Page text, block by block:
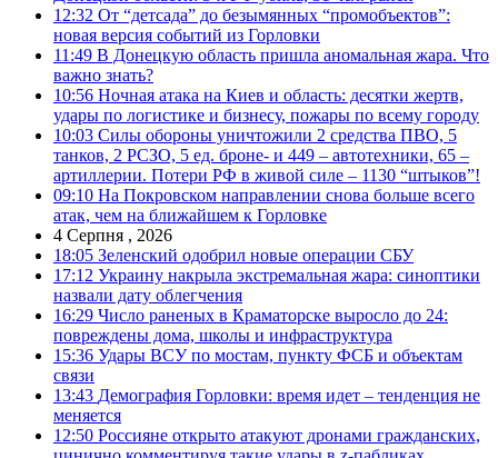
12:32 От “детсада” до безымянных “промобъектов”:
новая версия событий из Горловки
11:49 В Донецкую область пришла аномальная жара. Что
важно знать?
10:56 Ночная атака на Киев и область: десятки жертв,
удары по логистике и бизнесу, пожары по всему городу
10:03 Силы обороны уничтожили 2 средства ПВО, 5
танков, 2 РСЗО, 5 ед. броне- и 449 – автотехники, 65 –
артиллерии. Потери РФ в живой силе – 1130 “штыков”!
09:10 На Покровском направлении снова больше всего
атак, чем на ближайшем к Горловке
4 Серпня , 2026
18:05 Зеленский одобрил новые операции СБУ
17:12 Украину накрыла экстремальная жара: синоптики
назвали дату облегчения
16:29 Число раненых в Краматорске выросло до 24:
повреждены дома, школы и инфраструктура
15:36 Удары ВСУ по мостам, пункту ФСБ и объектам
связи
13:43 Демография Горловки: время идет – тенденция не
меняется
12:50 Россияне открыто атакуют дронами гражданских,